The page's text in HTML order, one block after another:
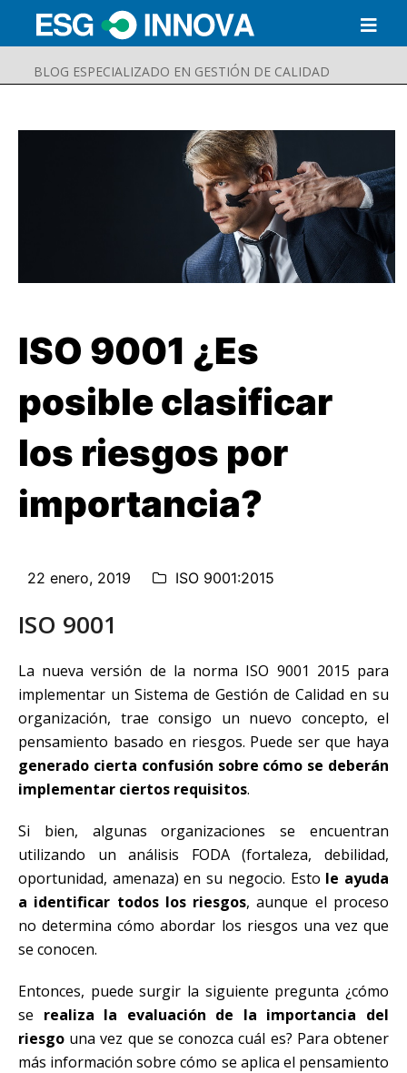
BLOG ESPECIALIZADO EN GESTIÓN DE CALIDAD
Buscar Enviar
ISO 9001 ¿Es
posible clasificar
los riesgos por
importancia?
22 enero, 2019 ISO 9001:2015
ISO 9001
La nueva versión de la norma ISO 9001 2015 para
implementar un Sistema de Gestión de Calidad en su
organización, trae consigo un nuevo concepto, el
pensamiento basado en riesgos. Puede ser que haya
generado cierta confusión sobre cómo se deberán
implementar ciertos requisitos.
Si bien, algunas organizaciones se encuentran
utilizando un análisis FODA (fortaleza, debilidad,
oportunidad, amenaza) en su negocio. Esto le ayuda
a identificar todos los riesgos, aunque el proceso
no determina cómo abordar los riesgos una vez que
se conocen.
Entonces, puede surgir la siguiente pregunta ¿cómo
se realiza la evaluación de la importancia del
riesgo una vez que se conozca cuál es? Para obtener
más información sobre cómo se aplica el pensamiento